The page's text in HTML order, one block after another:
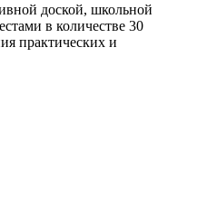
доской, школьной
в количестве 30
практических и